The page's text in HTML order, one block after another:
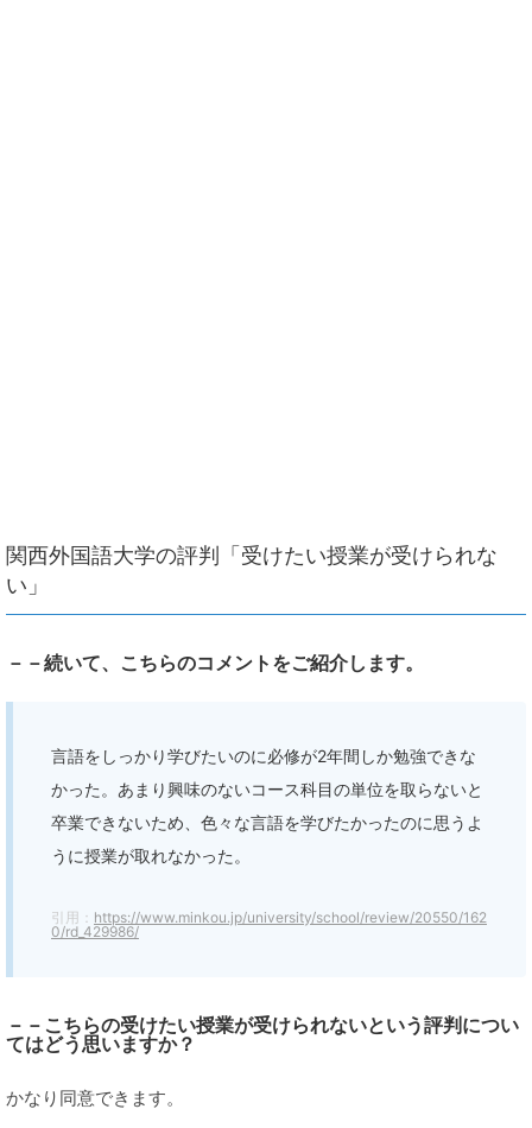
関西外国語大学の評判「受けたい授業が受けられな
い」
－－続いて、こちらのコメントをご紹介します。
言語をしっかり学びたいのに必修が2年間しか勉強できな
かった。あまり興味のないコース科目の単位を取らないと
卒業できないため、色々な言語を学びたかったのに思うよ
うに授業が取れなかった。
引用： https://www.minkou.jp/university/school/review/20550/162
0/rd_429986/
－－こちらの受けたい授業が受けられないという評判につい
てはどう思いますか？
かなり同意できます。